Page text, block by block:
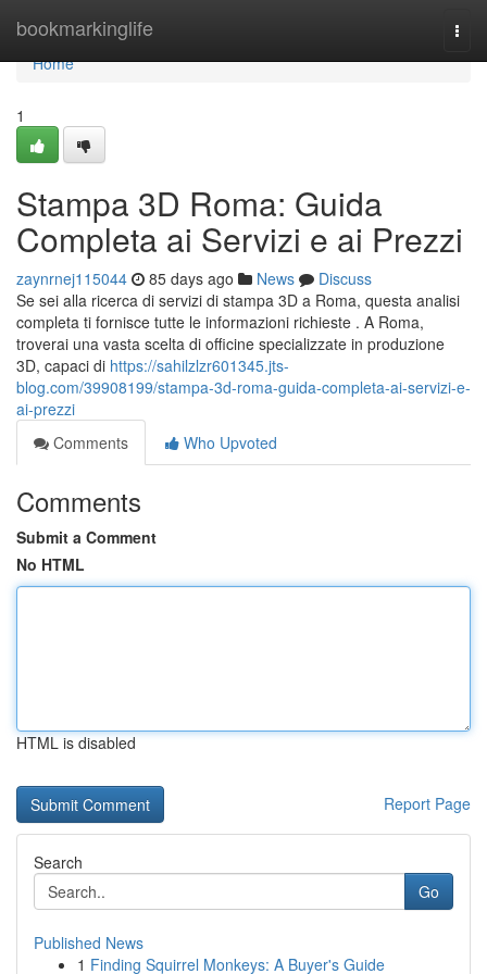
bookmarkinglife
Home
Home
1
Stampa 3D Roma: Guida
Completa ai Servizi e ai Prezzi
zaynrnej115044 85 days ago News
Discuss
Se sei alla ricerca di servizi di stampa 3D a Roma, questa analisi
completa ti fornisce tutte le informazioni richieste . A Roma,
troverai una vasta scelta di officine specializzate in produzione
3D, capaci di https://sahilzlzr601345.jts-
blog.com/39908199/stampa-3d-roma-guida-completa-ai-servizi-e-
ai-prezzi
Comments
Who Upvoted
Comments
Submit a Comment
No HTML
HTML is disabled
Report Page
Search
Go
Published News
1 Finding Squirrel Monkeys: A Buyer's Guide